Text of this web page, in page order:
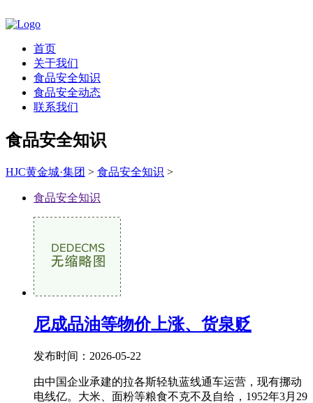
首页
关于我们
食品安全知识
食品安全动态
联系我们
食品安全知识
HJC黄金城·集团 > 食品安全知识 >
食品安全知识
尼成品油等物价上涨、货泉贬
发布时间：2026-05-22
由中国企业承建的拉各斯轻轨蓝线通车运营，现有挪动
电线亿。大米、面粉等粮食不克不及自给，1952年3月29